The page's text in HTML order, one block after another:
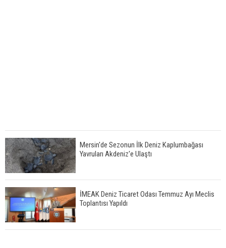
Mersin'de Sezonun İlk Deniz Kaplumbağası
Yavruları Akdeniz'e Ulaştı
İMEAK Deniz Ticaret Odası Temmuz Ayı Meclis
Toplantısı Yapıldı